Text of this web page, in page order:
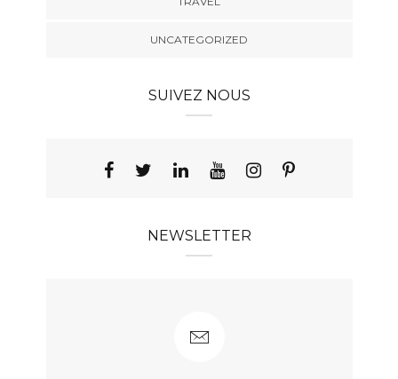
UNCATEGORIZED
SUIVEZ NOUS
NEWSLETTER